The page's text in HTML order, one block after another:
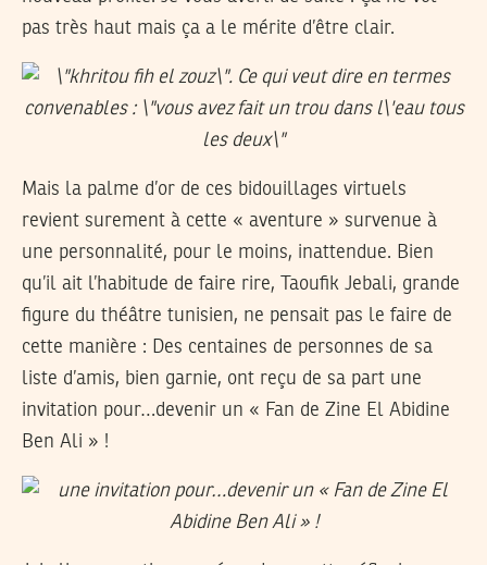
pas très haut mais ça a le mérite d’être clair.
Mais la palme d’or de ces bidouillages virtuels
revient surement à cette « aventure » survenue à
une personnalité, pour le moins, inattendue. Bien
qu’il ait l’habitude de faire rire, Taoufik Jebali, grande
figure du théâtre tunisien, ne pensait pas le faire de
cette manière : Des centaines de personnes de sa
liste d’amis, bien garnie, ont reçu de sa part une
invitation pour…devenir un « Fan de Zine El Abidine
Ben Ali » !